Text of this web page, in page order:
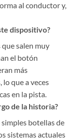
al conductor y,
dispositivo?
que salen muy
el botón
más
que a veces
en la pista.
de la historia?
simples botellas de
sistemas actuales